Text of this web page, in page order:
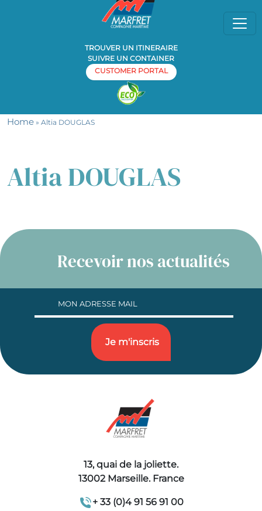
TROUVER UN ITINERAIRE
SUIVRE UN CONTAINER
CUSTOMER PORTAL
Home » Altia DOUGLAS
Altia DOUGLAS
Recevoir nos actualités
13, quai de la joliette.
13002 Marseille. France
+ 33 (0)4 91 56 91 00